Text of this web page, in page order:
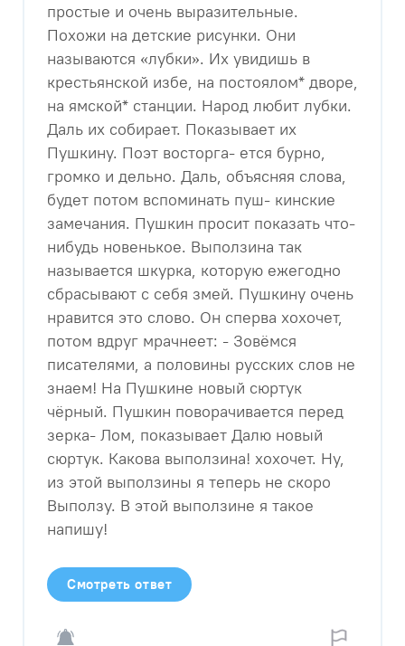
простые и очень выразительные.
Похожи на детские рисунки. Они
называются «лубки». Их увидишь в
крестьянской избе, на постоялом* дворе,
на ямской* станции. Народ любит лубки.
Даль их собирает. Показывает их
Пушкину. Поэт восторга- ется бурно,
громко и дельно. Даль, объясняя слова,
будет потом вспоминать пуш- кинские
замечания. Пушкин просит показать что-
нибудь новенькое. Выползина так
называется шкурка, которую ежегодно
сбрасывают с себя змей. Пушкину очень
нравится это слово. Он сперва хохочет,
потом вдруг мрачнеет: - Зовёмся
писателями, а половины русских слов не
знаем! На Пушкине новый сюртук
чёрный. Пушкин поворачивается перед
зерка- Лом, показывает Далю новый
сюртук. Какова выползина! хохочет. Ну,
из этой выползины я теперь не скоро
Выползу. В этой выползине я такое
напишу!​
Смотреть ответ